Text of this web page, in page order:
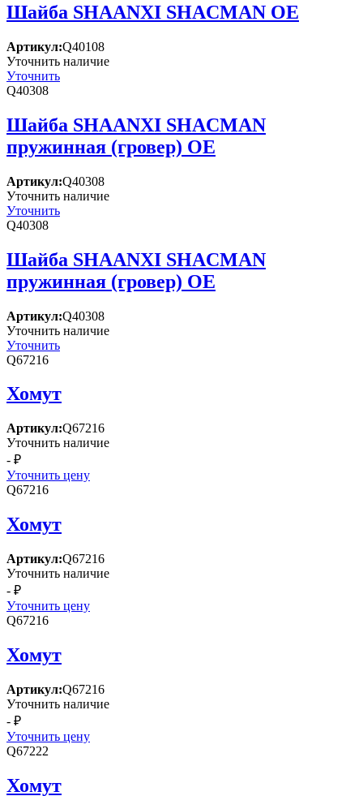
Шайба SHAANXI SHACMAN OE
Артикул:Q40108
Уточнить наличие
Уточнить
Q40308
Шайба SHAANXI SHACMAN
пружинная (гровер) OE
Артикул:Q40308
Уточнить наличие
Уточнить
Q40308
Шайба SHAANXI SHACMAN
пружинная (гровер) OE
Артикул:Q40308
Уточнить наличие
Уточнить
Q67216
Хомут
Артикул:Q67216
Уточнить наличие
- ₽
Уточнить цену
Q67216
Хомут
Артикул:Q67216
Уточнить наличие
- ₽
Уточнить цену
Q67216
Хомут
Артикул:Q67216
Уточнить наличие
- ₽
Уточнить цену
Q67222
Хомут